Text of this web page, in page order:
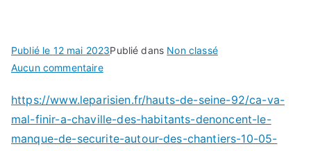
Publié le 12 mai 2023Publié dans Non classé
Aucun commentairesur
va
mal
finir » :
https://www.leparisien.fr/hauts-de-seine-92/ca-va-
mal-finir-a-chaville-des-habitants-denoncent-le-
manque-de-securite-autour-des-chantiers-10-05-